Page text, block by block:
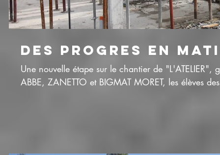
DES PROGRES EN
Une nouvelle étape sur le chantier de "L'ATELIER",
ABBE, ZANETTO et BIGMAT MORET, les élèves